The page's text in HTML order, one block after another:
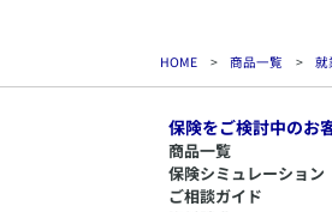
HOME > 商品一覧 > 就
保険をご検討中のお
商品一覧
保険シミュレーション
ご相談ガイド